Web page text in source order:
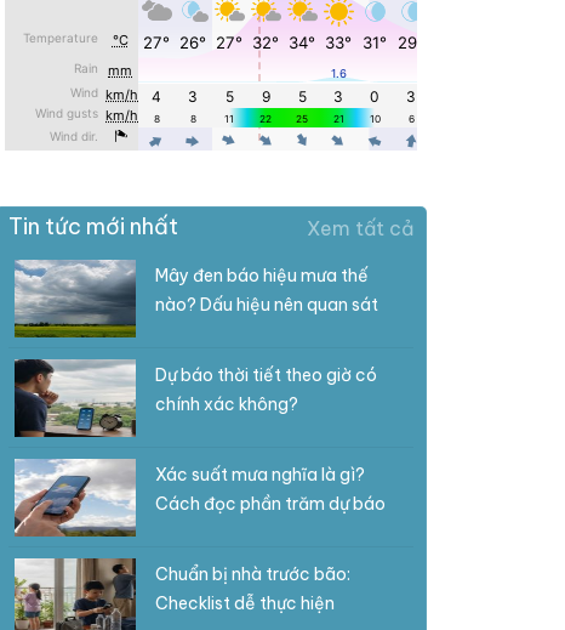
Tin tức mới nhất Xem tất cả
Mây đen báo hiệu mưa thế
nào? Dấu hiệu nên quan sát
Dự báo thời tiết theo giờ có
chính xác không?
Xác suất mưa nghĩa là gì?
Cách đọc phần trăm dự báo
Chuẩn bị nhà trước bão:
Checklist dễ thực hiện